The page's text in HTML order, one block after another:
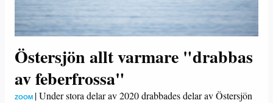
Östersjön allt varmare "drabbas
av feberfrossa"
ZOOM |Under stora delar av 2020 drabbades delar av Östersjön